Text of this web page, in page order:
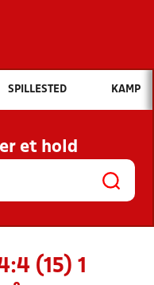
Hvad vil du søge efter?
OG NYHEDER
KLUBBER OG
SPILLESTED KAMP
et hold
(15) 1